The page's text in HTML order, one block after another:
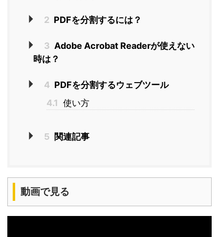
2 PDFを分割するには？
3 Adobe Acrobat Readerが使えない
時は？
4 PDFを分割するウェブツール
4.1 使い方
5 関連記事
動画で見る